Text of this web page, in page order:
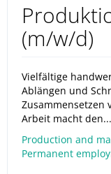
(m/w/d)
Vielfältige
Ablängen und
Zusammensetzen
Arbeit macht den...
Production and
Permanent